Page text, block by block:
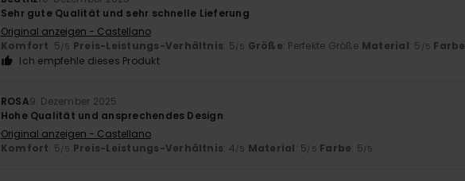
Sehr gute Qualität und sehr schnelle Lieferung
Original anzeigen - Castellano
Komfort: 5/5 Preis-Leistungs-Verhältnis: 5/5 Größe: Perfekte Größe Material: 5 /5 Farbe
Ich empfehle dieses Produkt
ROSA9. Dezember 2025
Hohe Qualität und ansprechendes Design
Original anzeigen - Castellano
Komfort: 5/5 Preis-Leistungs-Verhältnis: 4/5 Material: 5/5 Farbe: 5/5